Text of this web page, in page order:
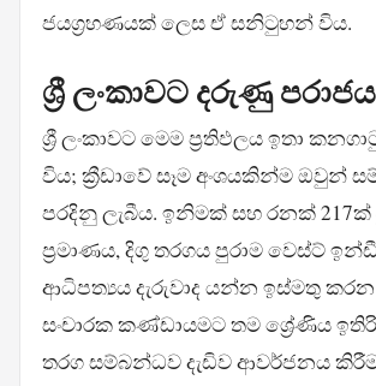
ජයග්‍රහණයක් ලෙස ඒ සනිටුහන් විය.
ශ්‍රී ලංකාවට දරුණු
ශ්‍රී ලංකාවට මෙම ප්‍රතිඵලය ඉතා
විය; ක්‍රීඩාවේ සෑම අංශයකින්ම ඔවුන්
පරදිනු ලැබීය. ඉනිමක් සහ රනක් 217ක්
ප්‍රමාණය, දිගු තරගය පුරාම වෙස්ට්
ආධිපත්‍යය දැරුවාද යන්න ඉස්මතු කරන
සංචාරක කණ්ඩායමට තම ශ්‍රේණිය
තරග සම්බන්ධව දැඩිව ආවර්ජනය